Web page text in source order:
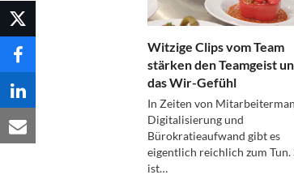
Witzige Clips vom Team
stärken den Teamgeist
das Wir-Gefühl
In Zeiten von
Digitalisierung und
Bürokratieaufwand gibt es
eigentlich reichlich zum Tun.
ist…